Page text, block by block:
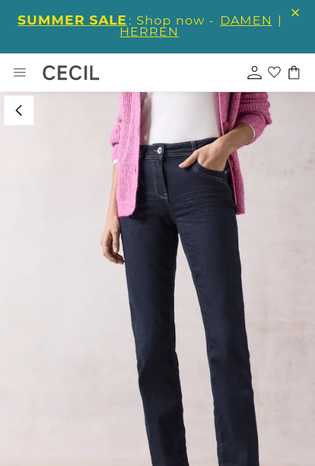
SUMMER SALE : Shop now - DAMEN |
HERREN